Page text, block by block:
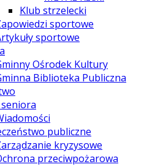
Klub strzelecki
sportowe
sportowe
Ośrodek Kultury
Biblioteka Publiczna
publiczne
kryzysowe
przeciwpożarowa